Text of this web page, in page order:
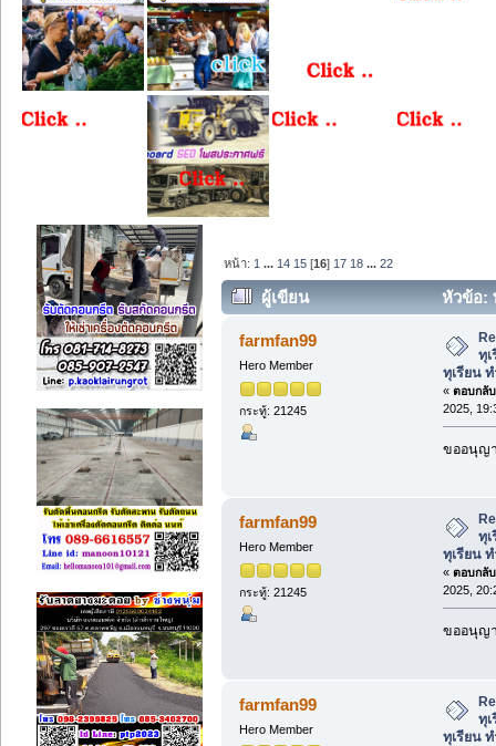
หน้า: 1 ... 14 15 [16] 17 18 ...22
ผู้เขียน
หัวข้อ:
ทุเรียน ทำให้สุกช้าลง* (อ่าน 24391 ค
farmfan99
Hero Member
กระทู้: 21245
ทุ
ทุเรียน
« ตอบกลั
2025,
ขออนุญ
farmfan99
Hero Member
กระทู้: 21245
ทุ
ทุเรียน
« ตอบกลั
2025,
ขออนุญ
farmfan99
Hero Member
ทุ
ทุเรียน